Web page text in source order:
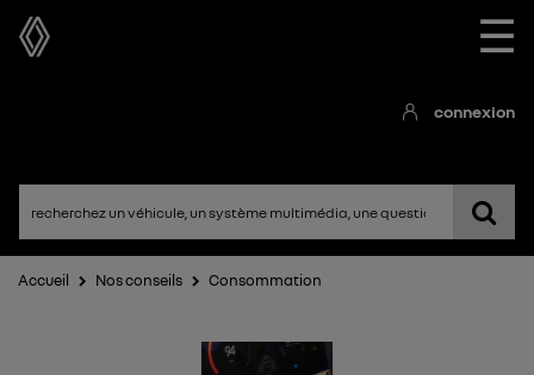
☰
connexion
Accueil Nos conseils Consommation